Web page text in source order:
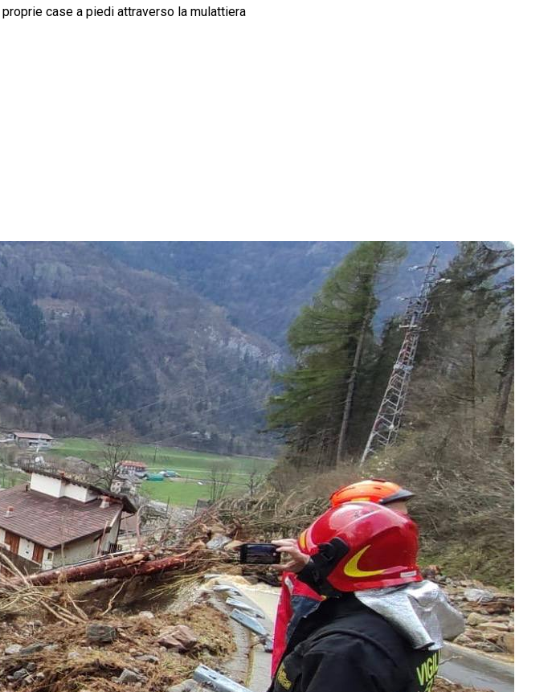
case a piedi attraverso la mulattiera